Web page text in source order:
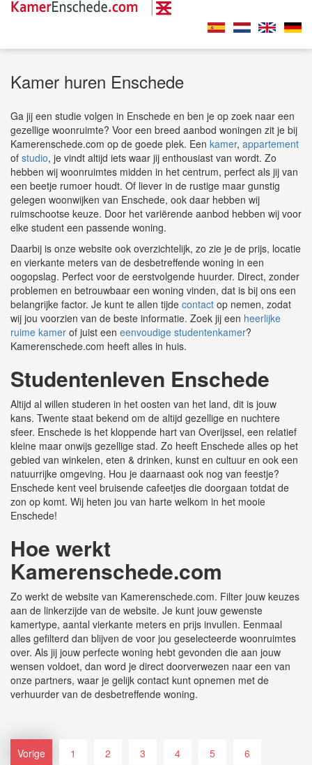
Kamer huren Enschede
Ga jij een studie volgen in Enschede en ben je op zoek naar een
gezellige woonruimte? Voor een breed aanbod woningen zit je bij
Kamerenschede.com op de goede plek. Een kamer, appartement
of studio, je vindt altijd iets waar jij enthousiast van wordt. Zo
hebben wij woonruimtes midden in het centrum, perfect als jij van
een beetje rumoer houdt. Of liever in de rustige maar gunstig
gelegen woonwijken van Enschede, ook daar hebben wij
ruimschootse keuze. Door het variërende aanbod hebben wij voor
elke student een passende woning.
Daarbij is onze website ook overzichtelijk, zo zie je de prijs, locatie
en vierkante meters van de desbetreffende woning in een
oogopslag. Perfect voor de eerstvolgende huurder. Direct, zonder
problemen en betrouwbaar een woning vinden, dat is bij ons een
belangrijke factor. Je kunt te allen tijde contact op nemen, zodat
wij jou voorzien van de beste informatie. Zoek jij een heerlijke
ruime kamer of juist een eenvoudige studentenkamer?
Kamerenschede.com heeft alles in huis.
Studentenleven Enschede
Altijd al willen studeren in het oosten van het land, dit is jouw
kans. Twente staat bekend om de altijd gezellige en nuchtere
sfeer. Enschede is het kloppende hart van Overijssel, een relatief
kleine maar onwijs gezellige stad. Zo heeft Enschede alles op het
gebied van winkelen, eten & drinken, kunst en cultuur en ook een
natuurrijke omgeving. Hou je daarnaast ook nog van feestje?
Enschede kent veel bruisende cafeetjes die doorgaan totdat de
zon op komt. Wij heten jou van harte welkom in het mooie
Enschede!
Hoe werkt
Kamerenschede.com
Zo werkt de website van Kamerenschede.com. Filter jouw keuzes
aan de linkerzijde van de website. Je kunt jouw gewenste
kamertype, aantal vierkante meters en prijs invullen. Eenmaal
alles gefilterd dan blijven de voor jou geselecteerde woonruimtes
over. Als jij jouw perfecte woning hebt gevonden die aan jouw
wensen voldoet, dan word je direct doorverwezen naar een van
onze partners, waar je gelijk contact kunt opnemen met de
verhuurder van de desbetreffende woning.
Vorige 1 2 3 4 5 6